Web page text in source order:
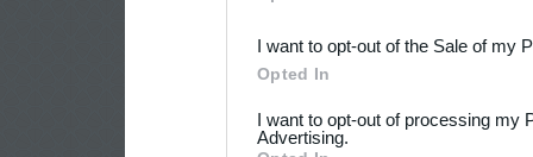
third parties.
I want to opt-out of the Sale of my
Opted In
I want to opt-out of processing my
Advertising.